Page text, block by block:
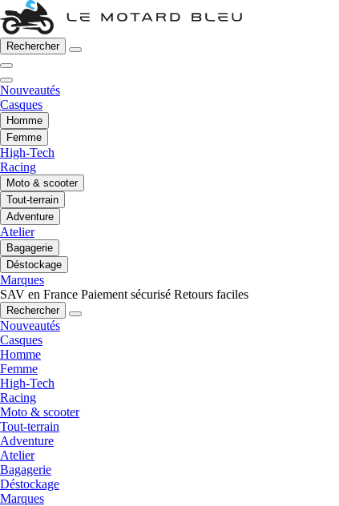
Rechercher
Nouveautés
Casques
Homme
Femme
High-Tech
Racing
Moto & scooter
Tout-terrain
Adventure
Atelier
Bagagerie
Déstockage
Marques
SAV en France Paiement sécurisé Retours faciles
Rechercher
Nouveautés
Casques
Homme
Femme
High-Tech
Racing
Moto & scooter
Tout-terrain
Adventure
Atelier
Bagagerie
Déstockage
Marques